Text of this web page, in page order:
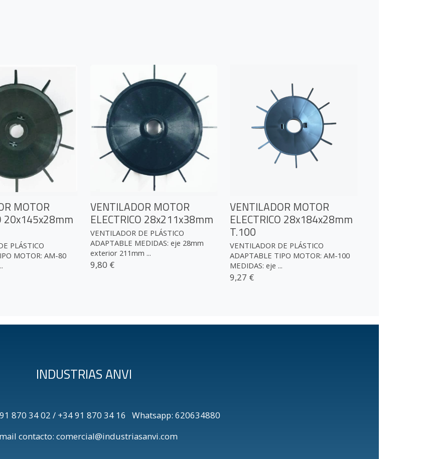
MOTOR
20x145x28mm
PLÁSTICO
MOTOR: AM-80
VENTILADOR MOTOR
ELECTRICO 28x211x38mm
VENTILADOR DE PLÁSTICO
ADAPTABLE MEDIDAS: eje 28mm
exterior 211mm ...
9,80 €
VENTILADOR MOTOR
ELECTRICO 28x184x28mm
T.100
VENTILADOR DE PLÁSTICO
ADAPTABLE TIPO MOTOR: AM-100
MEDIDAS: eje ...
9,27 €
INDUSTRIAS ANVI
870 34 02 / +34 91 870 34 16 Whatsapp: 620634880
contacto: comercial@industriasanvi.com